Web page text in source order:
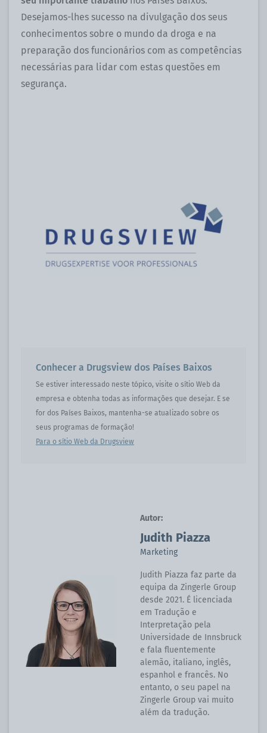
Desejamos-lhes sucesso na divulgação dos seus
conhecimentos sobre o mundo da droga e na
preparação dos funcionários com as competências
necessárias para lidar com estas questões em
segurança.
Conhecer a Drugsview dos Países Baixos
Se estiver interessado neste tópico, visite o sítio Web da
empresa e obtenha todas as informações que desejar. E se
for dos Países Baixos, mantenha-se atualizado sobre os
seus programas de formação!
Para o sítio Web da Drugsview
Autor:
Judith Piazza
Marketing
Judith Piazza faz parte da
equipa da Zingerle Group
desde 2021. É licenciada
em Tradução e
Interpretação pela
Universidade de Innsbruck
e fala fluentemente
alemão, italiano, inglês,
espanhol e francês. No
entanto, o seu papel na
Zingerle Group vai muito
além da tradução.